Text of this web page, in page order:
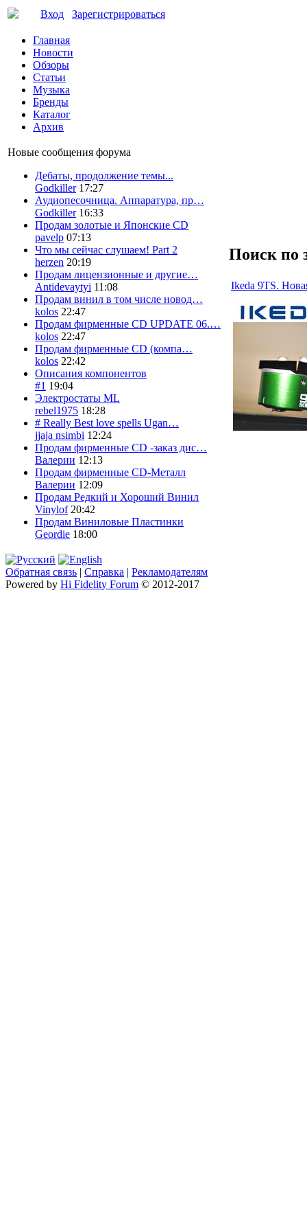
Вход Зарегистрироваться
Главная
Новости
Обзоры
Статьи
Музыка
Бренды
Каталог
Архив
Новые сообщения форума
Дебаты, продолжение темы...
Godkiller 17:27
Аудиопесочница. Аппаратура, пр…
Godkiller 16:33
Продам золотые и Японские CD
pavelp 07:13
Что мы сейчас слушаем! Part 2
herzen 20:19
Продам лицензионные и другие…
Antidevaytyi 11:08
Продам винил в том числе новод…
kolos 22:47
Продам фирменные CD UPDATE 06.…
kolos 22:47
Продам фирменные CD (компа…
kolos 22:42
Описания компонентов
#1 19:04
Электростаты ML
rebel1975 18:28
# Really Best love spells Ugan…
jjaja nsimbi 12:24
Продам фирменные CD -заказ дис…
Валерии 12:13
Продам фирменные CD-Металл
Валерии 12:09
Продам Редкий и Хороший Винил
Vinylof 20:42
Продам Виниловые Пластинки
Geordie 18:00
Поиск по
Ikeda 9TS.
Обратная связь | Справка | Рекламодателям
Powered by Hi Fidelity Forum © 2012-2017